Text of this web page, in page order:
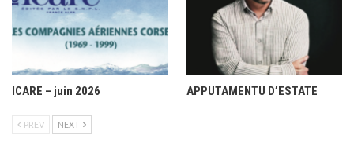
ICARE – juin 2026 APPUTAMENTU D’ESTATE
PREV NEXT